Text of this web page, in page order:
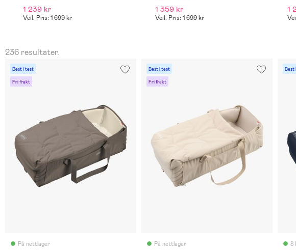
1 239 kr
Veil. Pris: 1 699 kr
1 359 kr
Veil. Pris: 1 699 kr
1
236 resultater.
Best i test
Fri frakt
På nettlager
Best i test
Fri frakt
På nettlager
Best
8